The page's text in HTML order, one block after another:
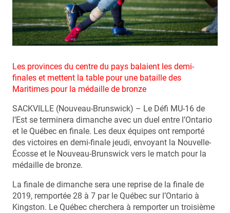
Les provinces du centre du pays balaient les demi-
finales et mettent la table pour une bataille des
Maritimes pour la médaille de bronze
SACKVILLE (Nouveau-Brunswick) – Le Défi MU-16 de
l’Est se terminera dimanche avec un duel entre l’Ontario
et le Québec en finale. Les deux équipes ont remporté
des victoires en demi-finale jeudi, envoyant la Nouvelle-
Écosse et le Nouveau-Brunswick vers le match pour la
médaille de bronze.
La finale de dimanche sera une reprise de la finale de
2019, remportée 28 à 7 par le Québec sur l’Ontario à
Kingston. Le Québec cherchera à remporter un troisième